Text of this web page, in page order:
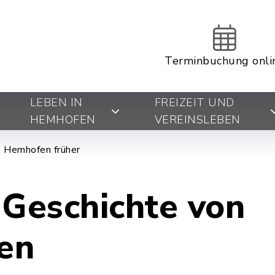
Terminbuchung
LEBEN IN
HEMHOFEN
FREIZEIT UND
VEREINSLEBEN
Hemhofen früher
von